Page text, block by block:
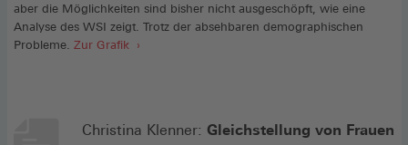
aber die Möglichkeiten sind bisher nicht ausgeschöpft, wie eine
Analyse des WSI zeigt. Trotz der absehbaren demographischen
Probleme. Zur Grafik
Christina Klenner: Gleichstellung von Frauen